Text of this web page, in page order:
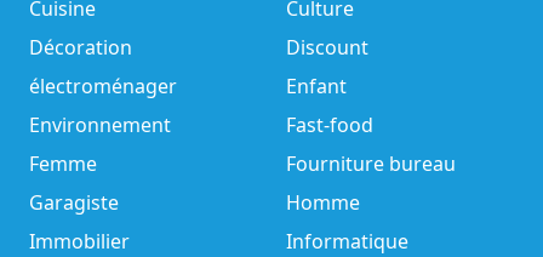
Cuisine
Culture
Décoration
Discount
électroménager
Enfant
Environnement
Fast-food
Femme
Fourniture bureau
Garagiste
Homme
Immobilier
Informatique